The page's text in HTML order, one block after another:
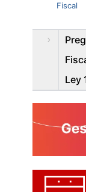
Fiscal
Ley